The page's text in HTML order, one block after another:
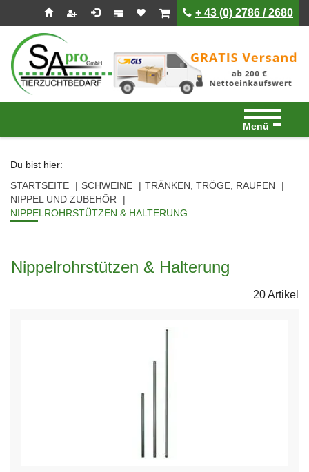
Seitenebreiche:
ist leerist leer+ 43 (0) 2786 / 2680
Menü
Du bist hier:
STARTSEITE
SCHWEINE
TRÄNKEN, TRÖGE, RAUFEN
NIPPEL UND ZUBEHÖR
NIPPELROHRSTÜTZEN & HALTERUNG
Nippelrohrstützen & Halterung
20 Artikel